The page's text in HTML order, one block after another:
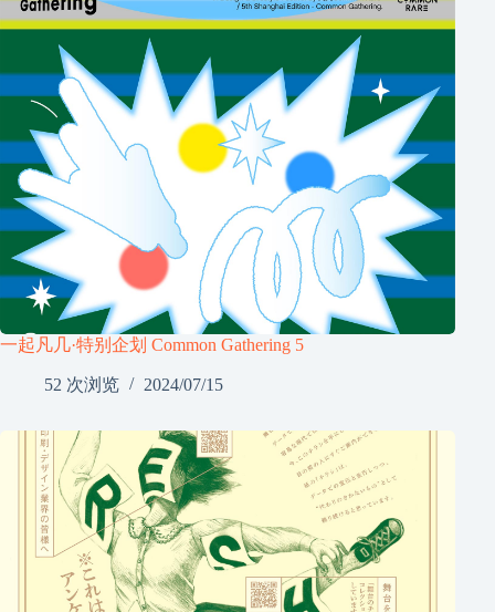
一起凡几·特别企划 Common Gathering 5
52 次浏览 2024/07/15